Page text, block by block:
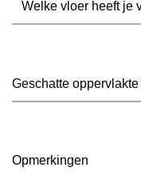
Opmerkingen